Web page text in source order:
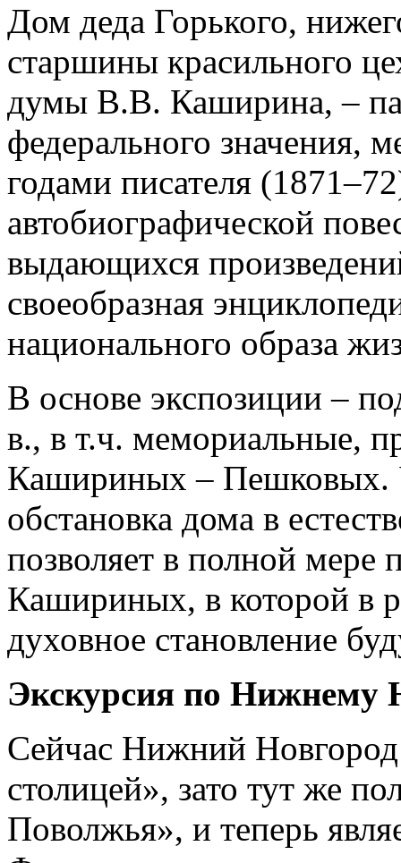
Дом деда Горького,
старшины красильного
думы В.В. Каширина, –
федерального значения,
годами писателя
автобиографической
выдающихся
своеобразная
национального образа
В основе экспозиции –
в., в т.ч. мемориальные,
Кашириных – Пешковых.
обстановка дома в
позволяет в полной мере
Кашириных, в которой в
духовное становление
Экскурсия по Нижнему
Сейчас Нижний Новгород
столицей», зато тут же
Поволжья», и теперь